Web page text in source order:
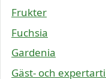
Frukter
Fuchsia
Gardenia
Gäst- och